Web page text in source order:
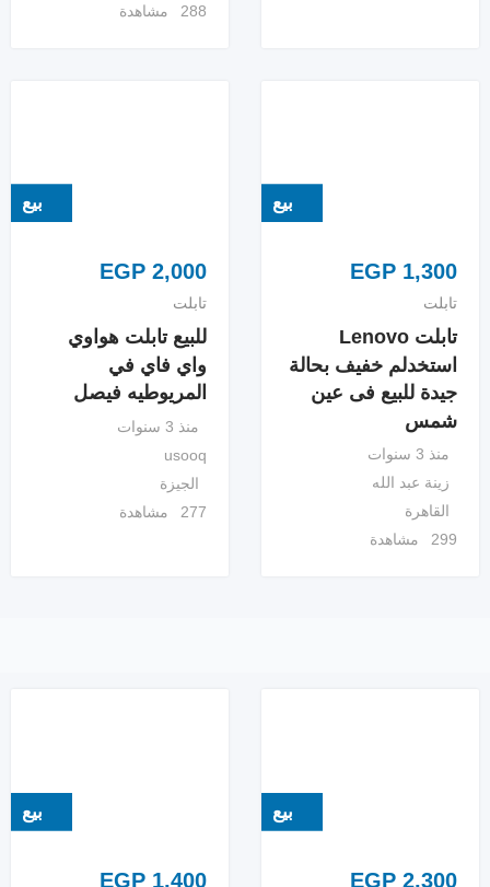
288 مشاهدة
بيع
EGP 1,300
تابلت
تابلت Lenovo
استخدلم خفيف بحالة
جيدة للبيع فى عين
شمس
منذ 3 سنوات
زينة عبد الله
القاهرة
299 مشاهدة
بيع
EGP 2,000
تابلت
للبيع تابلت هواوي
واي فاي في
المريوطيه فيصل
منذ 3 سنوات
usooq
الجيزة
277 مشاهدة
بيع
EGP 2,300
بيع
EGP 1,400